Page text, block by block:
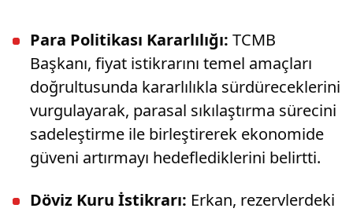
Para Politikası Kararlılığı: TCMB
Başkanı, fiyat istikrarını temel amaçları
doğrultusunda kararlılıkla sürdüreceklerini
vurgulayarak, parasal sıkılaştırma sürecini
sadeleştirme ile birleştirerek ekonomide
güveni artırmayı hedeflediklerini belirtti.
Döviz Kuru İstikrarı: Erkan, rezervlerdeki